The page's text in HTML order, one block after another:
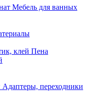
Мебель для ванных
Пена
Адаптеры, переходники